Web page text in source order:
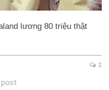
lương 80 triệu thật
2